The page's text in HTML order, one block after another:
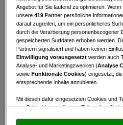
Golf & Country Club Brunn
Turnierinfo
Nennliste
Bruttowertung
Turnierinfo
Downloads
Datum:
Angebot für Sie laufend zu optimieren.
unsere419 Partner persönliche
darauf zugreifen, um ein persönlicheres
durch die Verarbeitung personenbezogener
gespeicherten Surfdaten erhoben werden.
Partnern signalisiert und haben keinen
Einwilligung vorausgesetzt werden auch
Analyse- und Marketingzwecken (Analyse
sowieFunktionale Cookies) eingesetzt,
entsprechende Inhalte anzubieten.
Mit diesen dafür eingesetzten Cookies und
von Drittanbietern, die zum Teil auch